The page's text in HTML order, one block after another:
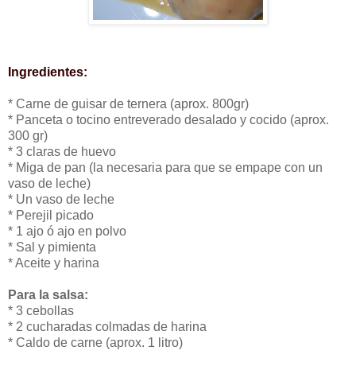
Ingredientes:
* Carne de guisar de ternera (aprox. 800gr)
* Panceta o tocino entreverado desalado y cocido (aprox.
300 gr)
* 3 claras de huevo
* Miga de pan (la necesaria para que se empape con un
vaso de leche)
* Un vaso de leche
* Perejil picado
* 1 ajo ó ajo en polvo
* Sal y pimienta
* Aceite y harina
Para la salsa:
* 3 cebollas
* 2 cucharadas colmadas de harina
* Caldo de carne (aprox. 1 litro)